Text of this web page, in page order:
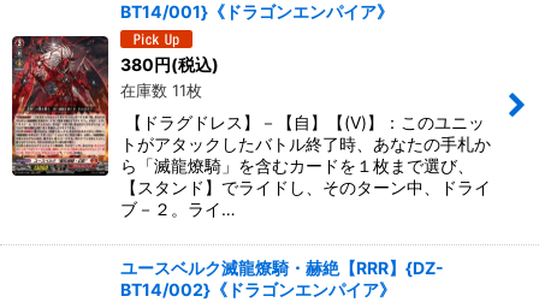
BT14/001}《ドラゴンエンパイア》
380円(税込)
在庫数 11枚
【ドラグドレス】－【自】【(V)】：このユニッ
トがアタックしたバトル終了時、あなたの手札か
ら「滅龍燎騎」を含むカードを１枚まで選び、
【スタンド】でライドし、そのターン中、ドライ
ブ－２。ライ…
ユースベルク滅龍燎騎・赫絶【RRR】{DZ-
BT14/002}《ドラゴンエンパイア》